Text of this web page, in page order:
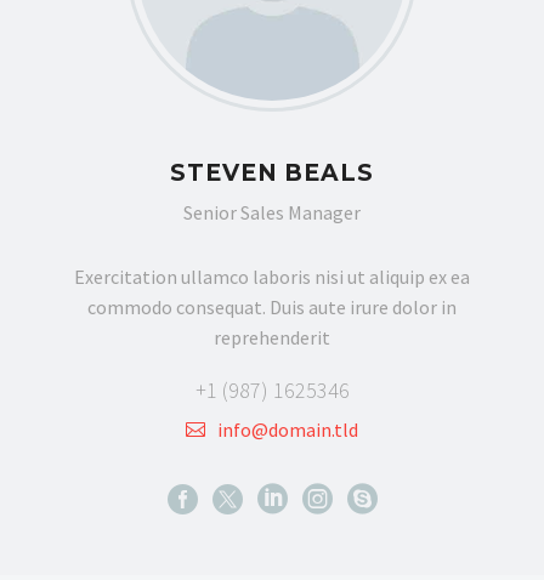
STEVEN BEALS
Senior Sales Manager
Exercitation ullamco laboris nisi ut aliquip ex ea
commodo consequat. Duis aute irure dolor in
reprehenderit
+1 (987) 1625346
info@domain.tld